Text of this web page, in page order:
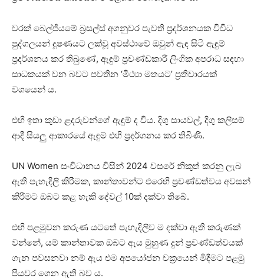
වරක් බෙල්ජියමේ බ්‍රසල්ස් අගනුවර පැවති ප්‍රදර්ශනයක විවිධ
පුද්ගලයන් දූෂණයට ලක්වූ අවස්ථාවේ ඔවුන් ඇඳ සිටි ඇඳුම්
ප්‍රදර්ශනය කර තිබුණේ, ඇඳුම් ප්‍රචණ්ඩකාරී ලිංගික අපරාධ සඳහා
සාධකයක් වන බවට පවතින ‘මිථ්‍යා මතයට’ ප්‍රතිචාරයක්
වශයෙන් ය.
එහි ඉතා කුඩා ළදරුවන්ගේ ඇඳුම් ද විය. දිගු සායවල්, දිගු කලිසම්
ආදී සියලු ආකාරයේ ඇඳුම් එහි ප්‍රදර්ශනය කර තිබිණි.
UN Women සංවිධානය විසින් 2024 වසරේ නිකුත් කරනු ලැබ
ඇති පැහැදිලි කිරීමක, කාන්තාවන්ට එරෙහි ප්‍රචණ්ඩත්වය අවසන්
කිරීමට ඔබට කළ හැකි දේවල් 10ක් දක්වා තිබේ.
එහි පළමුවන කරුණ යටතේ පැහැදිලිව ම දක්වා ඇති කරුණක්
වන්නේ, යම් කාන්තාවක ඔබට ඇය මුහුණ දුන් ප්‍රචණ්ඩත්වයක්
ගැන පවසනවා නම් ඇය එම අපයෝජන චක්‍රයෙන් මිදීමට පළමු
පියවර ගෙන ඇති බව ය.